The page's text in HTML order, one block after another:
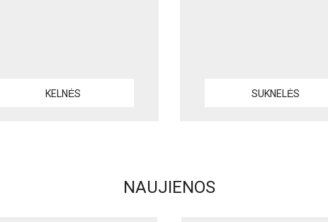
KELNĖS SUKNELĖS
NAUJIENOS